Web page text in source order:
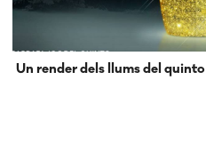
Un render dels llums del quinto